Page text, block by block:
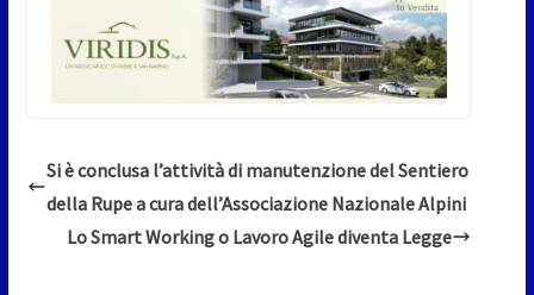
Si è conclusa l’attività di manutenzione del Sentiero
della Rupe a cura dell’Associazione Nazionale Alpini
Lo Smart Working o Lavoro Agile diventa Legge